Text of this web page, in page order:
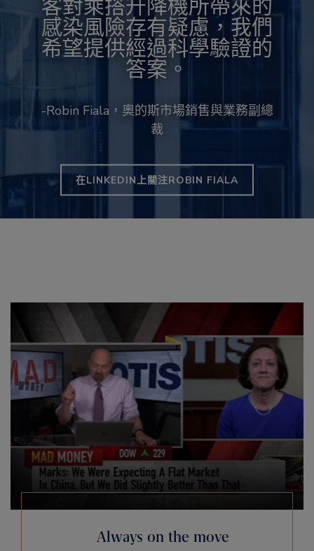
客對乘搭升降機所帶來的
感染風險存有疑慮，我們
希望提供經過科學驗證的
答案。
-Robin Fiala，奧的斯市場銷售與業務副總
裁
在LINKEDIN上關注ROBIN FIALA
Always on the move